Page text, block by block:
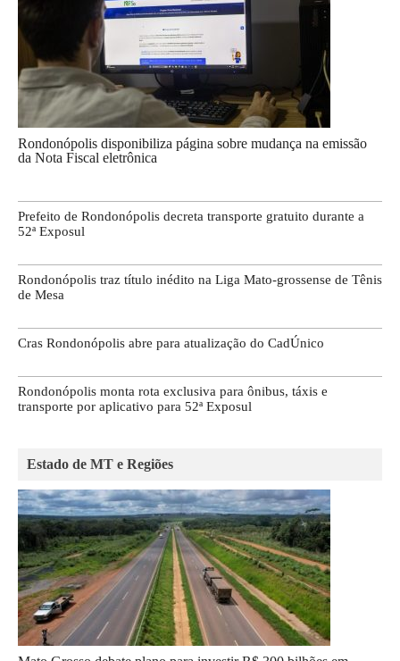
Rondonópolis disponibiliza página sobre mudança na emissão
da Nota Fiscal eletrônica
Prefeito de Rondonópolis decreta transporte gratuito durante a
52ª Exposul
Rondonópolis traz título inédito na Liga Mato-grossense de Tênis
de Mesa
Cras Rondonópolis abre para atualização do CadÚnico
Rondonópolis monta rota exclusiva para ônibus, táxis e
transporte por aplicativo para 52ª Exposul
Estado de MT e Regiões